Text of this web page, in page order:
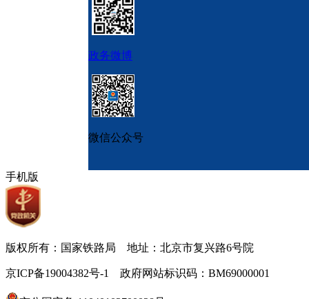
政务微博
微信公众号
手机版
版权所有：国家铁路局 地址：北京市复兴路6号院
京ICP备19004382号-1 政府网站标识码：BM69000001